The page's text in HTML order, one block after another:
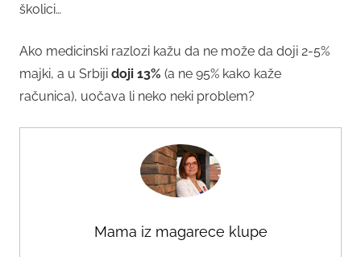
školici…
Ako medicinski razlozi kažu da ne može da doji 2-5%
majki, a u Srbiji doji 13% (a ne 95% kako kaže
računica), uočava li neko neki problem?
Mama iz magarece klupe